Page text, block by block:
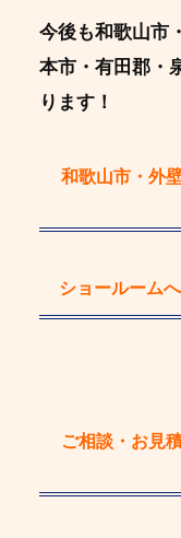
今後も和歌山市
本市・有田郡・
ります！
和歌山市・外
ショールーム
ご相談・お見